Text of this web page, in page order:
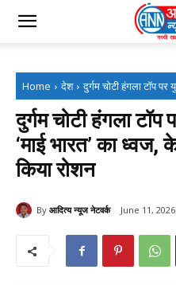
Home देश दुर्गम चोटी हंगला टॉप पर
दुर्गम चोटी हंगला टॉप
‘माई भारत’ का ध्वज,
किया रोशन
By आदित्य न्यूज नेटवर्क June 11, 2026